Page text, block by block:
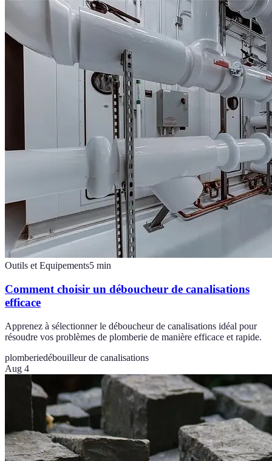
Outils et Equipements5 min
Comment choisir un déboucheur de canalisations
efficace
Apprenez à sélectionner le déboucheur de canalisations idéal pour
résoudre vos problèmes de plomberie de manière efficace et rapide.
plomberiedébouilleur de canalisations
Aug 4